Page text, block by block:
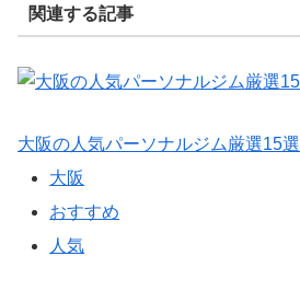
関連する記事
大阪の人気パーソナルジム厳選15選
大阪
おすすめ
人気